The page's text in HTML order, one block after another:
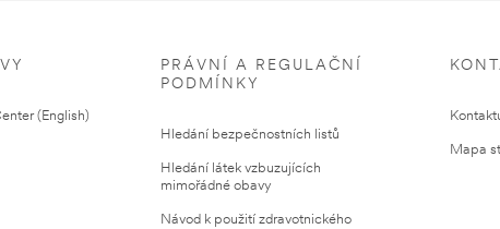
(English)
PRÁVNÍ A REGULAČNÍ
PODMÍNKY
Hledání bezpečnostních listů
Hledání látek vzbuzujících
mimořádné obavy
Návod k použití zdravotnického
Mapa